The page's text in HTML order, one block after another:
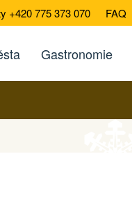
+420 775 373 070 FAQ
Gastronomie